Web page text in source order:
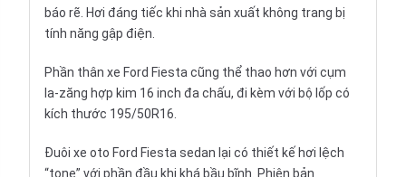
báo rẽ. Hơi đáng tiếc khi nhà sản xuất không trang bị
tính năng gập điện.
Phần thân xe Ford Fiesta cũng thể thao hơn với cụm
la-zăng hợp kim 16 inch đa chấu, đi kèm với bộ lốp có
kích thước 195/50R16.
Đuôi xe oto Ford Fiesta sedan lại có thiết kế hơi lệch
“tone” với phần đầu khi khá bầu bĩnh. Phiên bản